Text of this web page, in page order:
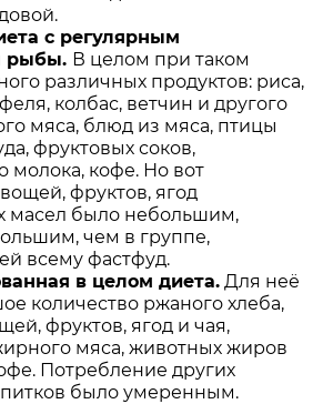
с регулярным
рыбы. В целом при таком
различных продуктов: риса,
колбас, ветчин и другого
мяса, блюд из мяса, птицы
фруктовых соков,
молока, кофе. Но вот
фруктов, ягод
масел было небольшим,
чем в группе,
всему фастфуд.
в целом диета. Для неё
количество ржаного хлеба,
фруктов, ягод и чая,
мяса, животных жиров
Потребление других
было умеренным.